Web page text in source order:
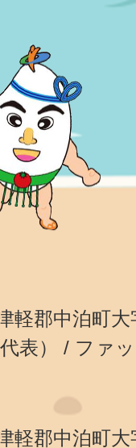
郡中泊町大
表） / ファ
郡中泊町大